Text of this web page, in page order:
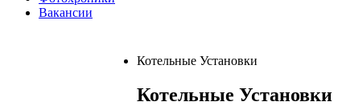
Вакансии
Котельные Установки
Котельные Установки